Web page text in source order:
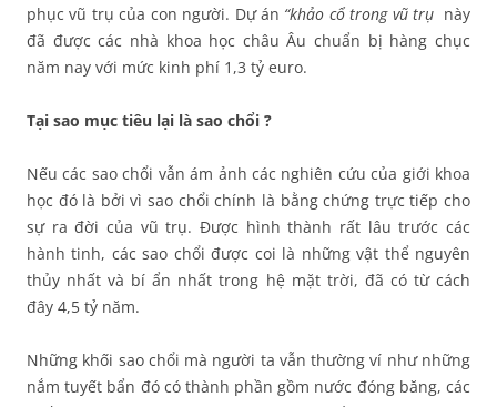
phục vũ trụ của con người. Dự án “khảo cổ trong vũ trụ này
đã được các nhà khoa học châu Âu chuẩn bị hàng chục
năm nay với mức kinh phí 1,3 tỷ euro.
Tại sao mục tiêu lại là sao chổi ?
Nếu các sao chổi vẫn ám ảnh các nghiên cứu của giới khoa
học đó là bởi vì sao chổi chính là bằng chứng trực tiếp cho
sự ra đời của vũ trụ. Được hình thành rất lâu trước các
hành tinh, các sao chổi được coi là những vật thể nguyên
thủy nhất và bí ẩn nhất trong hệ mặt trời, đã có từ cách
đây 4,5 tỷ năm.
Những khối sao chổi mà người ta vẫn thường ví như những
nắm tuyết bẩn đó có thành phần gồm nước đóng băng, các